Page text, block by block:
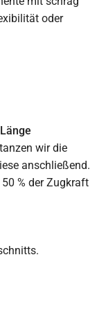
wir die
anschließend.
% der Zugkraft